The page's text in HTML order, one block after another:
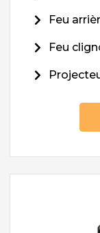
Feu
Feu